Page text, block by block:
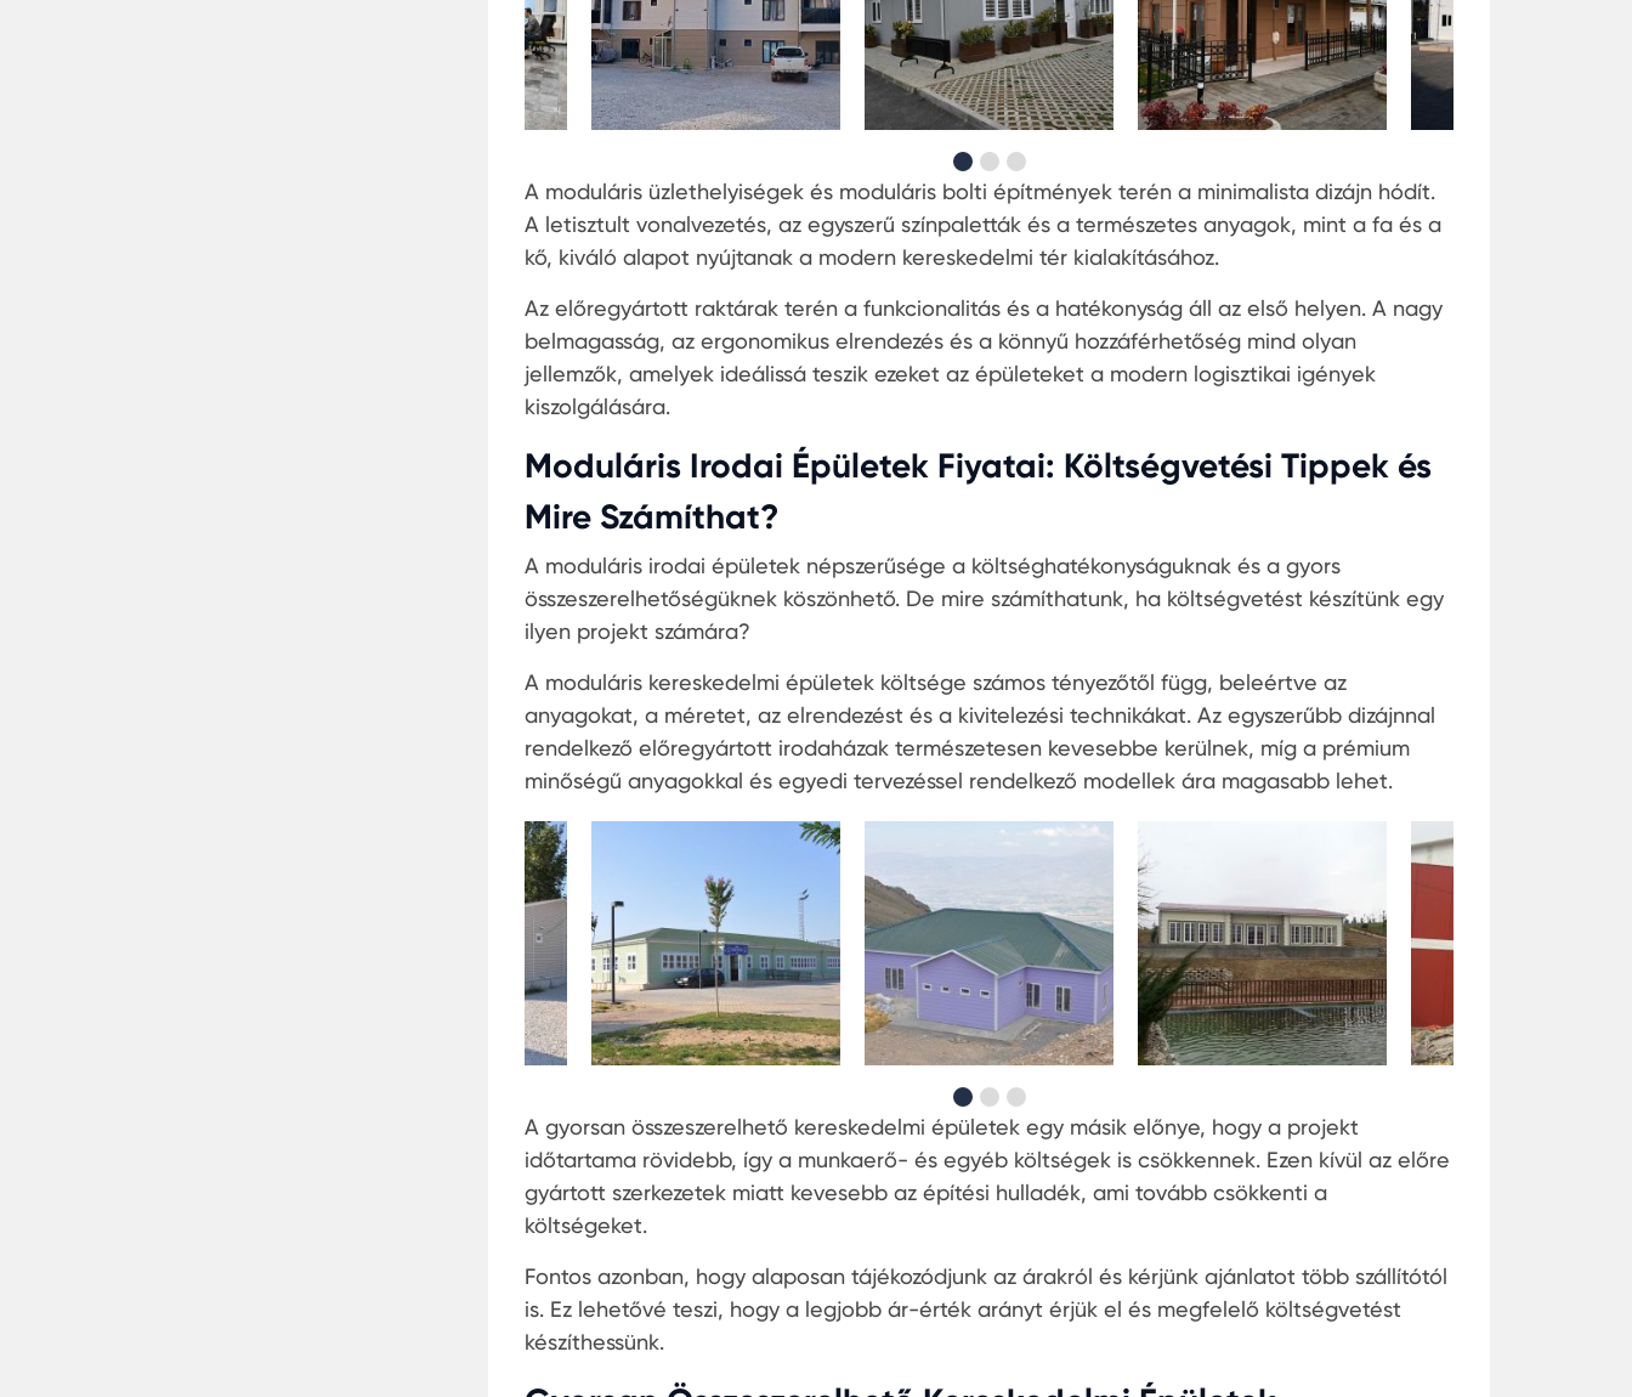
A moduláris üzlethelyiségek és moduláris bolti építmények terén a minimalista dizájn hódít.
A letisztult vonalvezetés, az egyszerű színpaletták és a természetes anyagok, mint a fa és a
kő, kiváló alapot nyújtanak a modern kereskedelmi tér kialakításához.
Az előregyártott raktárak terén a funkcionalitás és a hatékonyság áll az első helyen. A nagy
belmagasság, az ergonomikus elrendezés és a könnyű hozzáférhetőség mind olyan
jellemzők, amelyek ideálissá teszik ezeket az épületeket a modern logisztikai igények
kiszolgálására.
Moduláris Irodai Épületek Fiyatai: Költségvetési Tippek és
Mire Számíthat?
A moduláris irodai épületek népszerűsége a költséghatékonyságuknak és a gyors
összeszerelhetőségüknek köszönhető. De mire számíthatunk, ha költségvetést készítünk egy
ilyen projekt számára?
A moduláris kereskedelmi épületek költsége számos tényezőtől függ, beleértve az
anyagokat, a méretet, az elrendezést és a kivitelezési technikákat. Az egyszerűbb dizájnnal
rendelkező előregyártott irodaházak természetesen kevesebbe kerülnek, míg a prémium
minőségű anyagokkal és egyedi tervezéssel rendelkező modellek ára magasabb lehet.
A gyorsan összeszerelhető kereskedelmi épületek egy másik előnye, hogy a projekt
időtartama rövidebb, így a munkaerő- és egyéb költségek is csökkennek. Ezen kívül az előre
gyártott szerkezetek miatt kevesebb az építési hulladék, ami tovább csökkenti a
költségeket.
Fontos azonban, hogy alaposan tájékozódjunk az árakról és kérjünk ajánlatot több szállítótól
is. Ez lehetővé teszi, hogy a legjobb ár-érték arányt érjük el és megfelelő költségvetést
készíthessünk.